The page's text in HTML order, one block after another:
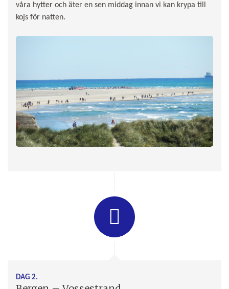
våra hytter och äter en sen middag innan vi kan krypa till
kojs för natten.
DAG 2.